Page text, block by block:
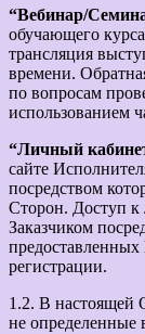
“Вебинар/
обучающего
трансляция
времени.
по вопросам
использованием
“Личный
сайте
посредством
Сторон. Доступ к
Заказчиком
предоставленных
регистрации.
1.2. В настоящей
не определенные